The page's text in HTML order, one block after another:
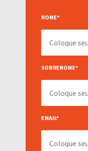
NOME*
SOBRENOME*
EMAIL*